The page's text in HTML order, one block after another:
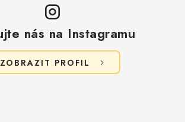
nás na Instagramu
ZOBRAZIT PROFIL